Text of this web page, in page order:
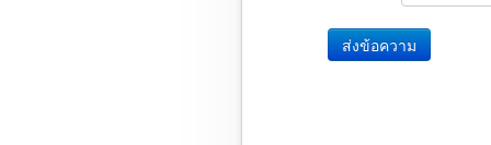
ส่งข้อความ